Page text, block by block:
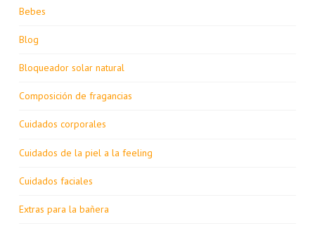
Bebes
Blog
Bloqueador solar natural
Composición de fragancias
Cuidados corporales
Cuidados de la piel a la feeling
Cuidados faciales
Extras para la bañera